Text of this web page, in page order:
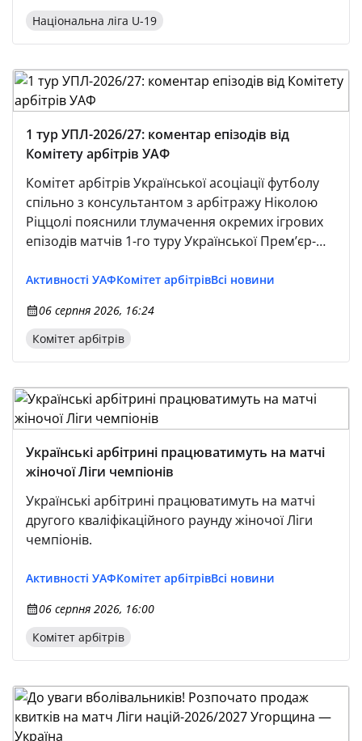
Національна ліга U-19
1 тур УПЛ-2026/27: коментар епізодів від
Комітету арбітрів УАФ
Комітет арбітрів Української асоціації футболу
спільно з консультантом з арбітражу Ніколою
Ріццолі пояснили тлумачення окремих ігрових
епізодів матчів 1-го туру Української Премʼєр-
Активності УАФКомітет арбітрівВсі новини
06 серпня 2026, 16:24
Комітет арбітрів
Українські арбітрині працюватимуть на матчі
жіночої Ліги чемпіонів
Українські арбітрині працюватимуть на матчі
другого кваліфікаційного раунду жіночої Ліги
чемпіонів.
Активності УАФКомітет арбітрівВсі новини
06 серпня 2026, 16:00
Комітет арбітрів